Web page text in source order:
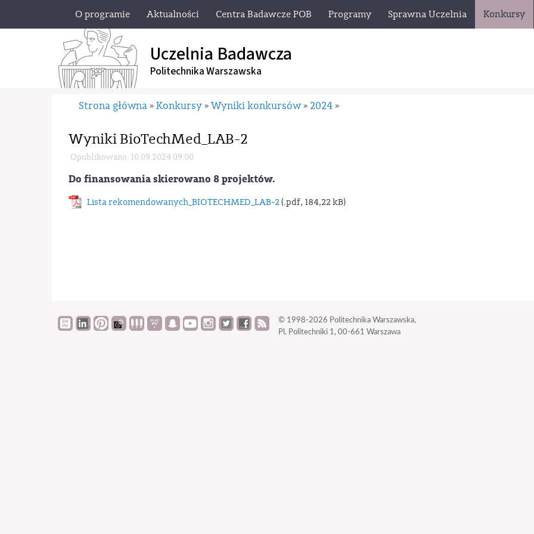
O programie Aktualności Centra Badawcze POB Programy Sprawna Uczelnia Konkursy
Uczelnia Badawcza
Politechnika Warszawska
Strona główna » Konkursy » Wyniki konkursów » 2024 »
Wyniki BioTechMed_LAB-2
Opublikowano: 10.09.2024 09:00
Do finansowania skierowano 8 projektów.
Lista rekomendowanych_BIOTECHMED_LAB-2 (.pdf, 184,22 kB)
© 1998-2026 Politechnika Warszawska,
Pl. Politechniki 1, 00-661 Warszawa